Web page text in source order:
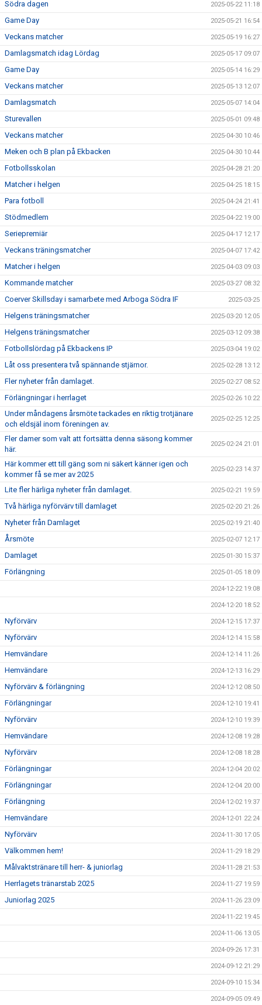
Södra dagen 2025-05-22 11:18
Game Day 2025-05-21 16:54
Veckans matcher 2025-05-19 16:27
Damlagsmatch idag Lördag 2025-05-17 09:07
Game Day 2025-05-14 16:29
Veckans matcher 2025-05-13 12:07
Damlagsmatch 2025-05-07 14:04
Sturevallen 2025-05-01 09:48
Veckans matcher 2025-04-30 10:46
Meken och B plan på Ekbacken 2025-04-30 10:44
Fotbollsskolan 2025-04-28 21:20
Matcher i helgen 2025-04-25 18:15
Para fotboll 2025-04-24 21:41
Stödmedlem 2025-04-22 19:00
Seriepremiär 2025-04-17 12:17
Veckans träningsmatcher 2025-04-07 17:42
Matcher i helgen 2025-04-03 09:03
Kommande matcher 2025-03-27 08:32
Coerver Skillsday i samarbete med Arboga Södra IF 2025-03-25
Helgens träningsmatcher 2025-03-20 12:05
Helgens träningsmatcher 2025-03-12 09:38
Fotbollslördag på Ekbackens IP 2025-03-04 19:02
Låt oss presentera två spännande stjärnor. 2025-02-28 13:12
Fler nyheter från damlaget. 2025-02-27 08:52
Förlängningar i herrlaget 2025-02-26 10:22
Under måndagens årsmöte tackades en riktig trotjänare
och eldsjäl inom föreningen av.
2025-02-25 12:25
Fler damer som valt att fortsätta denna säsong kommer
här.
2025-02-24 21:01
Här kommer ett till gäng som ni säkert känner igen och
kommer få se mer av 2025
2025-02-23 14:37
Lite fler härliga nyheter från damlaget. 2025-02-21 19:59
Två härliga nyförvärv till damlaget 2025-02-20 21:26
Nyheter från Damlaget 2025-02-19 21:40
Årsmöte 2025-02-07 12:17
Damlaget 2025-01-30 15:37
Förlängning 2025-01-05 18:09
2024-12-22 19:08
2024-12-20 18:52
Nyförvärv 2024-12-15 17:37
Nyförvärv 2024-12-14 15:58
Hemvändare 2024-12-14 11:26
Hemvändare 2024-12-13 16:29
Nyförvärv & förlängning 2024-12-12 08:50
Förlängningar 2024-12-10 19:41
Nyförvärv 2024-12-10 19:39
Hemvändare 2024-12-08 19:28
Nyförvärv 2024-12-08 18:28
Förlängningar 2024-12-04 20:02
Förlängningar 2024-12-04 20:00
Förlängning 2024-12-02 19:37
Hemvändare 2024-12-01 22:24
Nyförvärv 2024-11-30 17:05
Välkommen hem! 2024-11-29 18:29
Målvaktstränare till herr- & juniorlag 2024-11-28 21:53
Herrlagets tränarstab 2025 2024-11-27 19:59
Juniorlag 2025 2024-11-26 23:09
2024-11-22 19:45
2024-11-06 13:05
2024-09-26 17:31
2024-09-12 21:29
2024-09-10 15:34
2024-09-05 09:49